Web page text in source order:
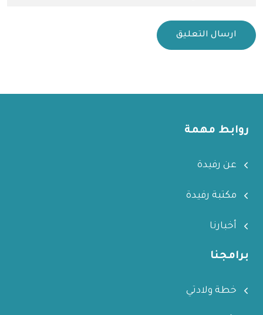
ارسال التعليق
روابط مهمة
عن رفيدة
مكتبة رفيدة
أخبارنا
برامجنا
خطة ولادتي